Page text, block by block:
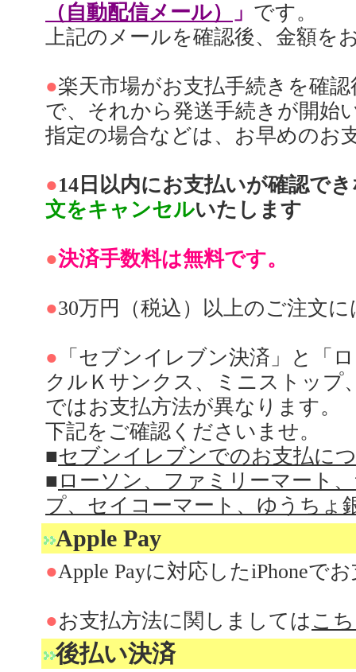
（自動配信メール）
」 です。
上記のメールを確認後、金額を
●楽天市場がお支払手続きを確
で、それから発送手続きが開始
指定の場合などは、お早めのお
●14日以内にお支払いが確認で
文をキャンセルいたします
●決済手数料は無料です。
●30万円（税込）以上のご注文
● 「セブンイレブン決済」と「
クルＫサンクス、ミニストップ
ではお支払方法が異なります。
下記をご確認くださいませ。
■セブンイレブンでのお支払に
■ ローソン、ファミリーマート
プ、セイコーマート、ゆうちょ
Apple Pay
●Apple Payに対応したiPhoneで
●お支払方法に関しましては こ
後払い決済